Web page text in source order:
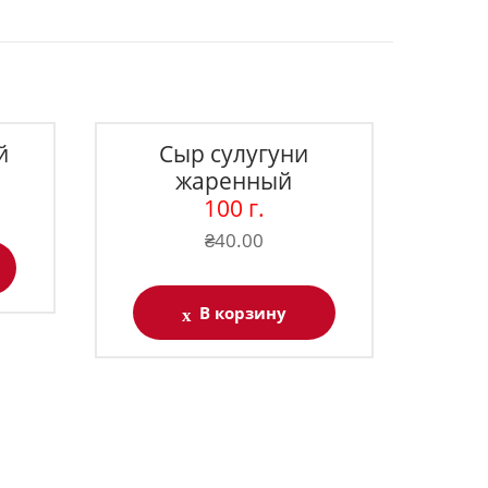
Сыр сулугуни
жаренный
100 г.
₴40.00
В корзину